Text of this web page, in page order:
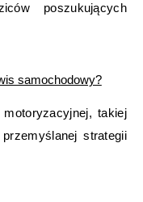
poszukujących
samochodowy?
takiej
strategii